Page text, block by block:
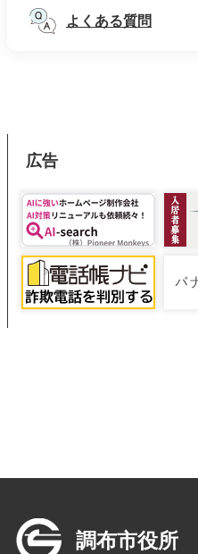
よくある質問
広告
調布市役所